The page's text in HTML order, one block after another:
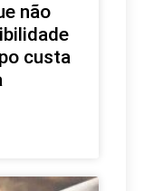
não
custa